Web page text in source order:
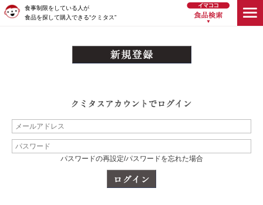
食事制限をしている人が
食品を探して購入できる“クミタス”
パスワードの再設定/パスワードを忘れた場合